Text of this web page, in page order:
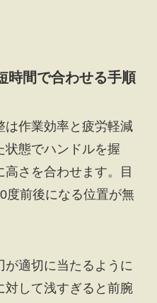
時間で合わせる手順
は作業効率と疲労軽減
状態でハンドルを握
さを合わせます。目
度前後になる位置が無
適切に当たるように
対して浅すぎると前腕